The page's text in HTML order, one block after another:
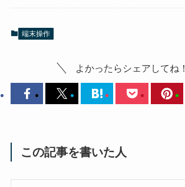
端末操作
よかったらシェアしてね！
この記事を書いた人